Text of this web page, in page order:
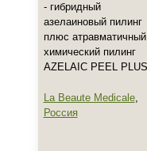
- гибридный
азелаиновый пилинг
плюс атравматичный
химический пилинг
AZELAIC PEEL PLUS
La Beaute Medicale,
Россия
+7
+7